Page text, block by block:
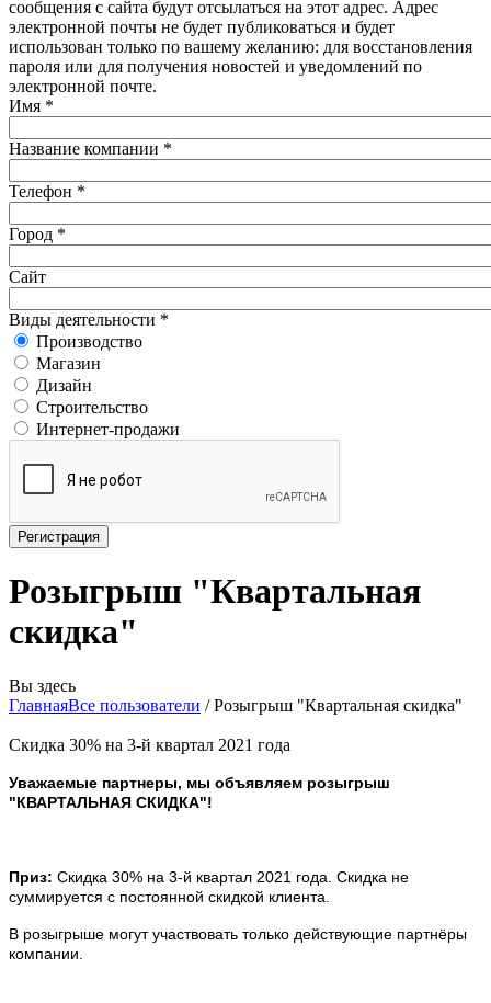
сообщения с сайта будут отсылаться на этот адрес. Адрес
электронной почты не будет публиковаться и будет
использован только по вашему желанию: для восстановления
пароля или для получения новостей и уведомлений по
электронной почте.
Имя *
Название компании *
Телефон *
Город *
Сайт
Виды деятельности *
Производство
Магазин
Дизайн
Строительство
Интернет-продажи
Розыгрыш "Квартальная
скидка"
Вы здесь
ГлавнаяВсе пользователи /Розыгрыш "Квартальная скидка"
Скидка 30% на 3-й квартал 2021 года
Уважаемые партнеры, мы объявляем розыгрыш
"КВАРТАЛЬНАЯ СКИДКА"!
Приз: Скидка 30% на 3-й квартал 2021 года. Скидка не
суммируется с постоянной скидкой клиента.
В розыгрыше могут участвовать только действующие партнёры
компании.